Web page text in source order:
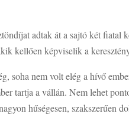
adtak át a sajtó két fiatal
kellően képviselik a
soha nem volt elég a hívő
tartja a vállán. Nem lehet
hűségesen, szakszerűen